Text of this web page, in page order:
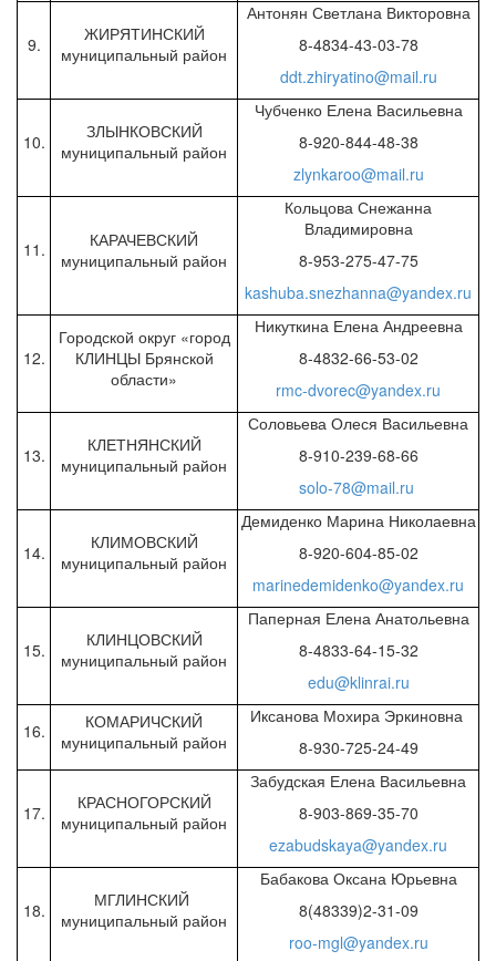
9.
ЖИРЯТИНСКИЙ
муниципальный район
Антонян Светлана Викторовна
8-4834-43-03-78
ddt.zhiryatino@mail.ru
10.
ЗЛЫНКОВСКИЙ
муниципальный район
Чубченко Елена Васильевна
8-920-844-48-38
zlynkaroo@mail.ru
11.
КАРАЧЕВСКИЙ
муниципальный район
Кольцова Снежанна
Владимировна
8-953-275-47-75
kashuba.snezhanna@yandex.ru
12.
Городской округ «город
КЛИНЦЫ Брянской
области»
Никуткина Елена Андреевна
8-4832-66-53-02
rmc-dvorec@yandex.ru
13.
КЛЕТНЯНСКИЙ
муниципальный район
Соловьева Олеся Васильевна
8-910-239-68-66
solo-78@mail.ru
14.
КЛИМОВСКИЙ
муниципальный район
Демиденко Марина Николаевна
8-920-604-85-02
marinedemidenko@yandex.ru
15.
КЛИНЦОВСКИЙ
муниципальный район
Паперная Елена Анатольевна
8-4833-64-15-32
edu@klinrai.ru
16.
КОМАРИЧСКИЙ
муниципальный район
Иксанова Мохира Эркиновна
8-930-725-24-49
17.
КРАСНОГОРСКИЙ
муниципальный район
Забудская Елена Васильевна
8-903-869-35-70
ezabudskaya@yandex.ru
18.
МГЛИНСКИЙ
муниципальный район
Бабакова Оксана Юрьевна
8(48339)2-31-09
roo-mgl@yandex.ru